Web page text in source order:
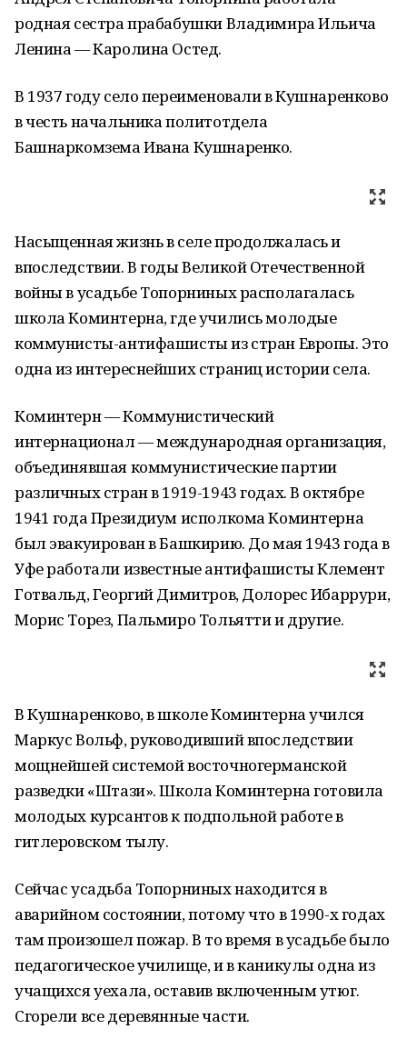
родная сестра прабабушки Владимира Ильича
Ленина — Каролина Остед.
В 1937 году село переименовали в Кушнаренково
в честь начальника политотдела
Башнаркомзема Ивана Кушнаренко.
Насыщенная жизнь в селе продолжалась и
впоследствии. В годы Великой Отечественной
войны в усадьбе Топорниных располагалась
школа Коминтерна, где учились молодые
коммунисты-антифашисты из стран Европы. Это
одна из интереснейших страниц истории села.
Коминтерн — Коммунистический
интернационал — международная организация,
объединявшая коммунистические партии
различных стран в 1919-1943 годах. В октябре
1941 года Президиум исполкома Коминтерна
был эвакуирован в Башкирию. До мая 1943 года в
Уфе работали известные антифашисты Клемент
Готвальд, Георгий Димитров, Долорес Ибаррури,
Морис Торез, Пальмиро Тольятти и другие.
В Кушнаренково, в школе Коминтерна учился
Маркус Вольф, руководивший впоследствии
мощнейшей системой восточногерманской
разведки «Штази». Школа Коминтерна готовила
молодых курсантов к подпольной работе в
гитлеровском тылу.
Сейчас усадьба Топорниных находится в
аварийном состоянии, потому что в 1990-х годах
там произошел пожар. В то время в усадьбе было
педагогическое училище, и в каникулы одна из
учащихся уехала, оставив включенным утюг.
Сгорели все деревянные части.